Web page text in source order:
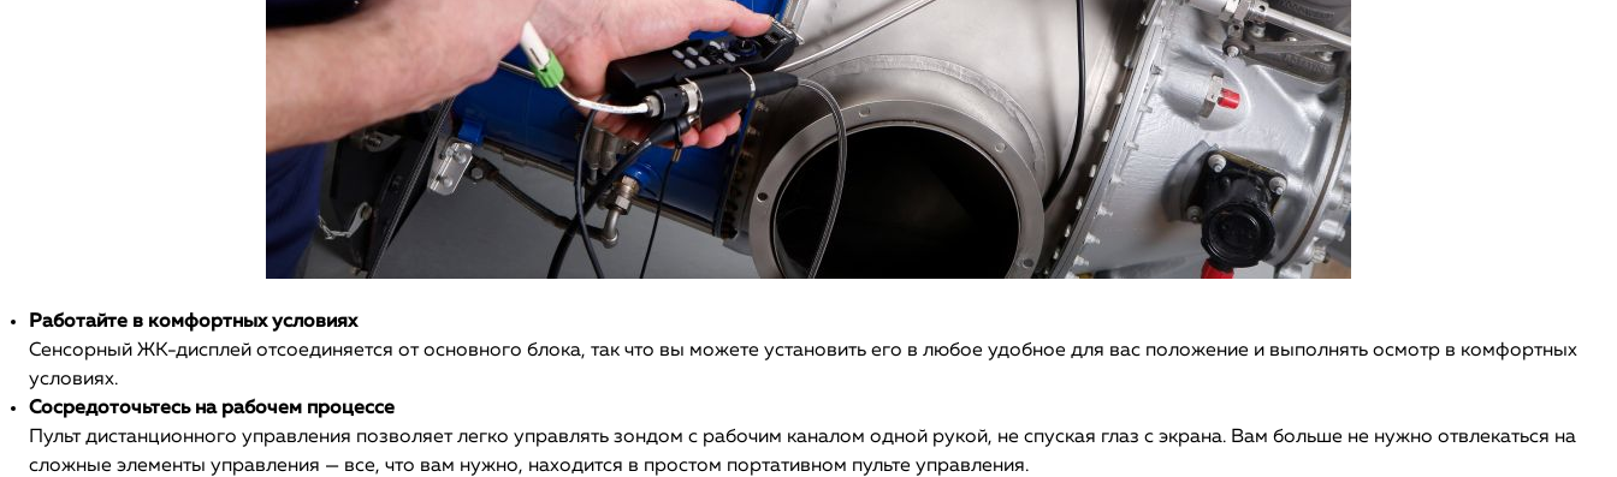
Работайте в комфортных условиях
Сенсорный ЖК-дисплей отсоединяется от основного блока, так что вы можете установить его в любое удобное для вас положение и выполнять осмотр в комфортных
условиях.
Сосредоточьтесь на рабочем процессе
Пульт дистанционного управления позволяет легко управлять зондом с рабочим каналом одной рукой, не спуская глаз с экрана. Вам больше не нужно отвлекаться на
сложные элементы управления — все, что вам нужно, находится в простом портативном пульте управления.